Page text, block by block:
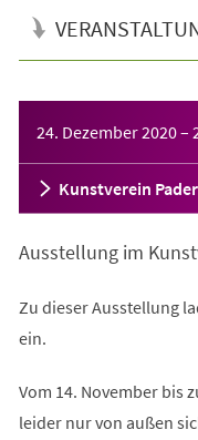
24. Dezember 2020–
Kunstverein
Ausstellung im
Zu dieser Ausstellung
ein.
Vom 14. November bis
leider nur von außen